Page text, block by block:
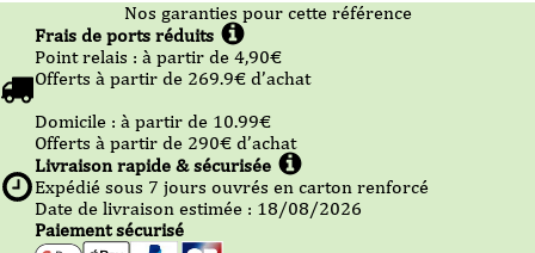
Nos garanties pour cette référence
Frais de ports réduits
Point relais : à partir de 4,90€
Offerts à partir de 269.9€ d’achat
Domicile : à partir de 10.99€
Offerts à partir de 290€ d’achat
Livraison rapide & sécurisée
Expédié sous 7 jours ouvrés en carton renforcé
Date de livraison estimée : 18/08/2026
Paiement sécurisé